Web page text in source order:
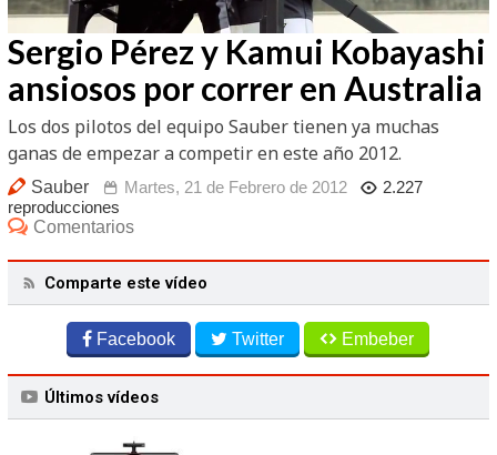
Sergio Pérez y Kamui Kobayashi
ansiosos por correr en Australia
Los dos pilotos del equipo Sauber tienen ya muchas
ganas de empezar a competir en este año 2012.
Sauber Martes, 21 de Febrero de 2012
2.227
reproducciones
Comentarios
Comparte este vídeo
Facebook Twitter Embeber
Últimos vídeos